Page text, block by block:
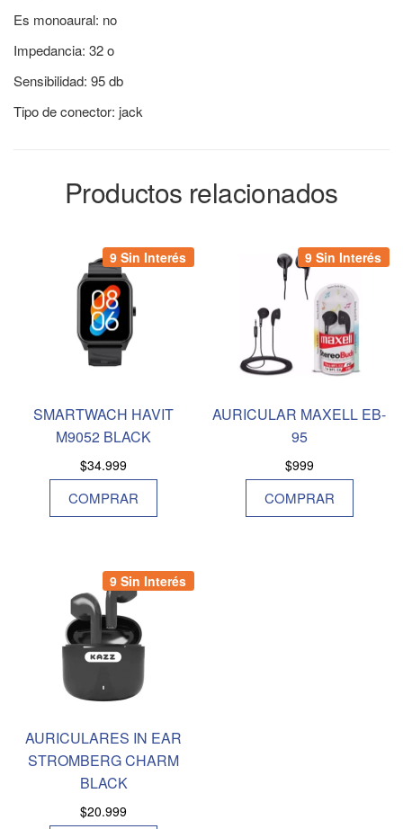
Es monoaural: no
Impedancia: 32 o
Sensibilidad: 95 db
Tipo de conector: jack
Productos relacionados
9 Sin Interés
SMARTWACH HAVIT
M9052 BLACK
$34.999
COMPRAR
9 Sin Interés
AURICULAR MAXELL EB-
95
$999
COMPRAR
9 Sin Interés
AURICULARES IN EAR
STROMBERG CHARM
BLACK
$20.999